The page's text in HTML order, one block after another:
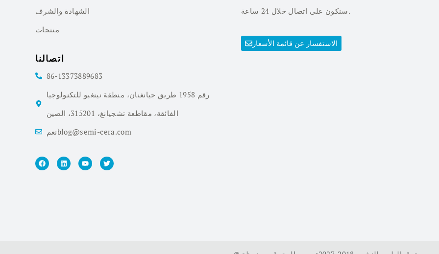
الشهادة والشرف
منتجات
سنكون على اتصال خلال 24 ساعة.
الاستفسار عن قائمة الأسعار
اتصالنا
86-13373889683
رقم 1958 طريق جيانغنان، منطقة نينغبو للتكنولوجيا
الفائقة، مقاطعة تشجيانغ، 315201، الصين
نعمblog@semi-cera.com